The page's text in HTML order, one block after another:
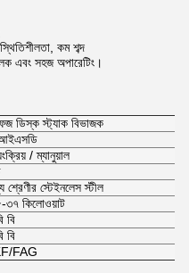
কম শব্দ
এবং সহজ অপারেটিং।
ডিস্ক স্ট্যাক বিভাজক
/ ম্যানুয়াল
শ্রেণীর স্টেইনলেস স্টীল
৩৭ কিলোওয়াট
বি
বি
FAG